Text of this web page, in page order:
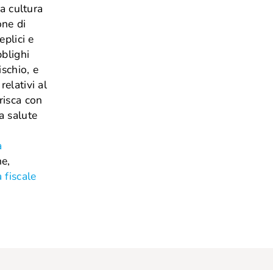
cultura
di
e
e
al
con
salute
fiscale